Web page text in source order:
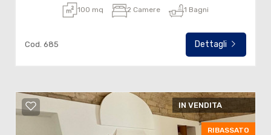
100 mq 2 Camere 1 Bagni
Cod. 685 Dettagli
IN VENDITA
RIBASSATO